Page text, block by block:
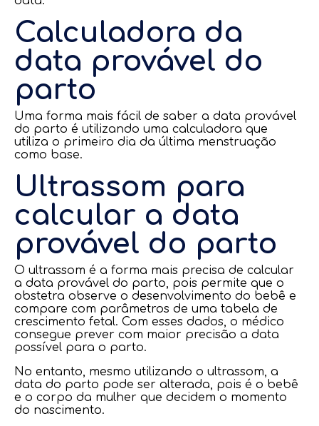
Calculadora da
data provável do
parto
Uma forma mais fácil de saber a data provável
do parto é utilizando uma calculadora que
utiliza o primeiro dia da última menstruação
como base.
Ultrassom para
calcular a data
provável do parto
O ultrassom é a forma mais precisa de calcular
a data provável do parto, pois permite que o
obstetra observe o desenvolvimento do bebê e
compare com parâmetros de uma tabela de
crescimento fetal. Com esses dados, o médico
consegue prever com maior precisão a data
possível para o parto.
No entanto, mesmo utilizando o ultrassom, a
data do parto pode ser alterada, pois é o bebê
e o corpo da mulher que decidem o momento
do nascimento.